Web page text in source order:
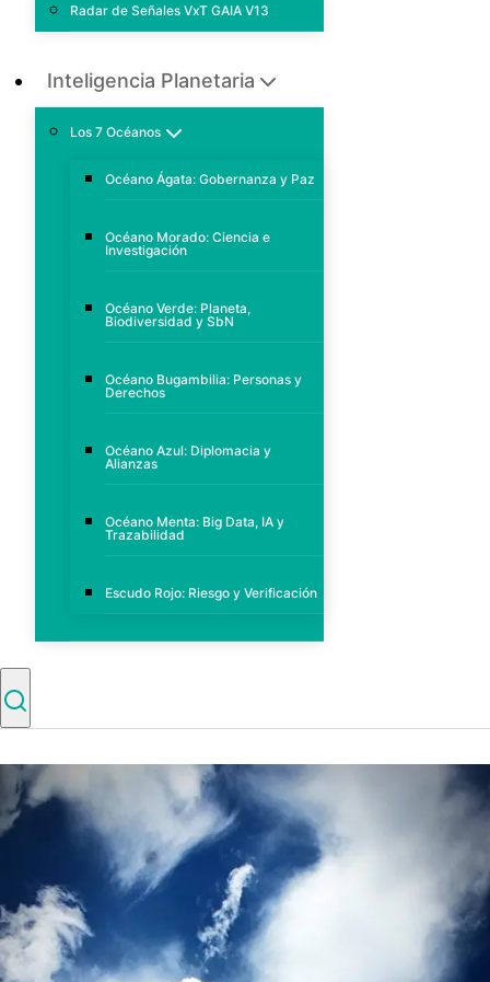
Radar de Señales VxT GAIA V13
Inteligencia Planetaria
Los 7 Océanos
Océano Ágata: Gobernanza y Paz
Océano Morado: Ciencia e
Investigación
Océano Verde: Planeta,
Biodiversidad y SbN
Océano Bugambilia: Personas y
Derechos
Océano Azul: Diplomacia y
Alianzas
Océano Menta: Big Data, IA y
Trazabilidad
Escudo Rojo: Riesgo y Verificación